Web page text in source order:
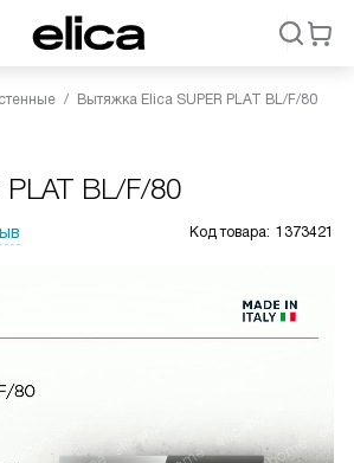
Вытяжка Elica SUPER PLAT BL/F/80
PLAT BL/F/80
Код товара: 1373421